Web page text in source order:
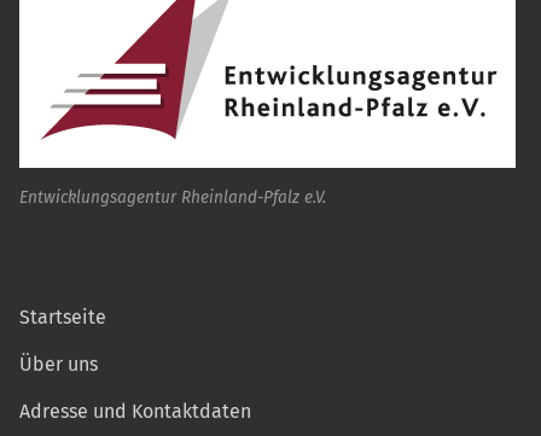
Entwicklungsagentur Rheinland-Pfalz e.V.
Startseite
Über uns
Adresse und Kontaktdaten